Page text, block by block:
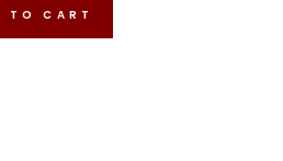
TO CART